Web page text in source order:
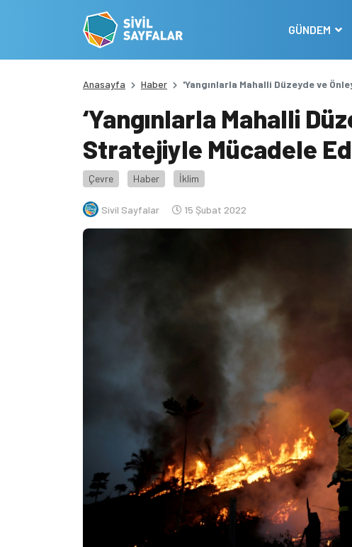
GÜNDEM
Anasayfa Haber 'Yangınlarla Mahalli Düzeyde ve
‘Yangınlarla Mahalli
Stratejiyle Mücadele
Çevre Haber İklim
Sivil Sayfalar 15 Şubat 2022